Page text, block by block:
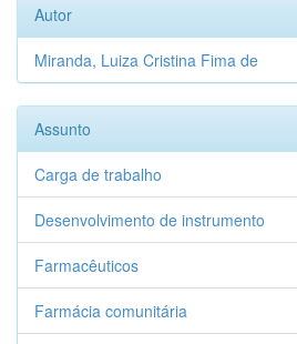
Autor
Miranda, Luiza Cristina Fima de
Assunto
Carga de trabalho
Desenvolvimento de instrumento
Farmacêuticos
Farmácia comunitária